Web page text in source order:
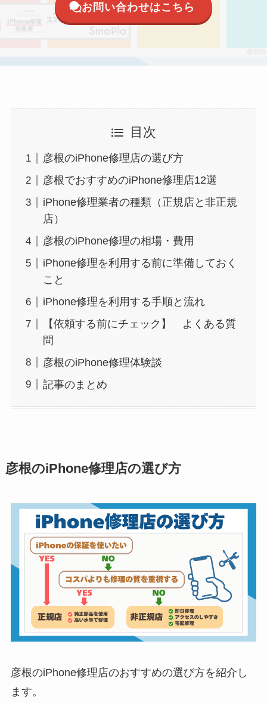
お問い合わせはこちら
目次
彦根のiPhone修理店の選び方
彦根でおすすめのiPhone修理店12選
iPhone修理業者の種類（正規店と非正規
店）
彦根のiPhone修理の相場・費用
iPhone修理を利用する前に準備しておく
こと
iPhone修理を利用する手順と流れ
【依頼する前にチェック】 よくある質
問
彦根のiPhone修理体験談
記事のまとめ
彦根のiPhone修理店の選び方
彦根のiPhone修理店のおすすめの選び方を紹介し
ます。